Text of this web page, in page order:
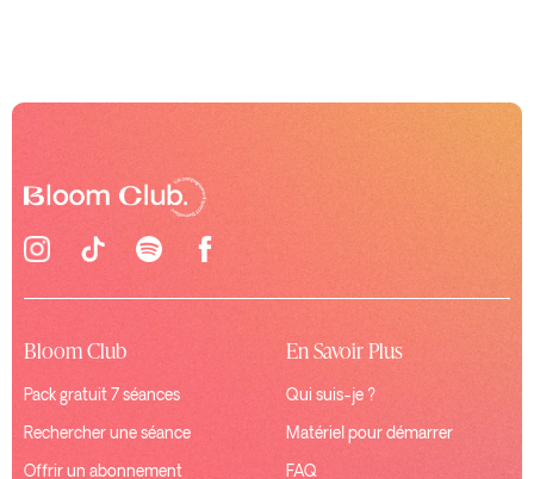
Bloom Club
Pack gratuit 7 séances
Rechercher une séance
Offrir un abonnement
En Savoir Plus
Qui suis-je ?
Matériel pour démarrer
FAQ